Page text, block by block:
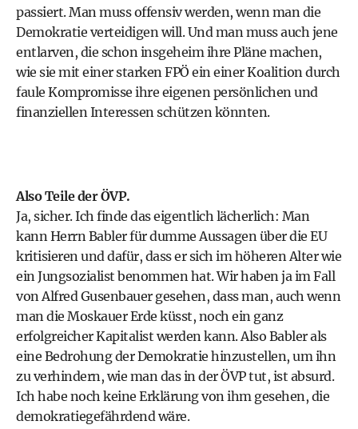
passiert. Man muss offensiv werden, wenn man die
Demokratie verteidigen will. Und man muss auch jene
entlarven, die schon insgeheim ihre Pläne machen,
wie sie mit einer starken FPÖ ein einer Koalition durch
faule Kompromisse ihre eigenen persönlichen und
finanziellen Interessen schützen könnten.
Also Teile der ÖVP.
Ja, sicher. Ich finde das eigentlich lächerlich: Man
kann Herrn Babler für dumme Aussagen über die EU
kritisieren und dafür, dass er sich im höheren Alter wie
ein Jungsozialist benommen hat. Wir haben ja im Fall
von Alfred Gusenbauer gesehen, dass man, auch wenn
man die Moskauer Erde küsst, noch ein ganz
erfolgreicher Kapitalist werden kann. Also Babler als
eine Bedrohung der Demokratie hinzustellen, um ihn
zu verhindern, wie man das in der ÖVP tut, ist absurd.
Ich habe noch keine Erklärung von ihm gesehen, die
demokratiegefährdend wäre.